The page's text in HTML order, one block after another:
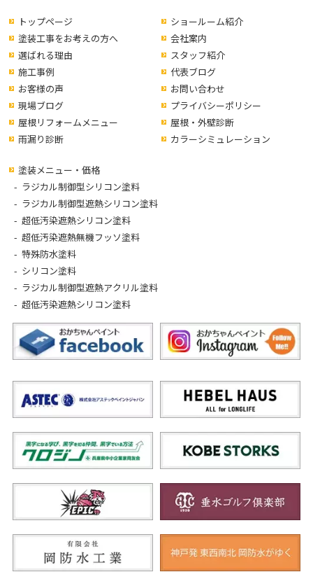
トップページ
塗装工事をお考えの方へ
選ばれる理由
ショールーム紹介
会社案内
スタッフ紹介
施工事例
お客様の声
現場ブログ
代表ブログ
お問い合わせ
プライバシーポリシー
屋根リフォームメニュー
雨漏り診断
屋根・外壁診断
カラーシミュレーション
塗装メニュー・価格
ラジカル制御型シリコン塗料
ラジカル制御型遮熱シリコン塗料
超低汚染遮熱シリコン塗料
超低汚染遮熱無機フッソ塗料
特殊防水塗料
シリコン塗料
ラジカル制御型遮熱アクリル塗料
超低汚染遮熱シリコン塗料